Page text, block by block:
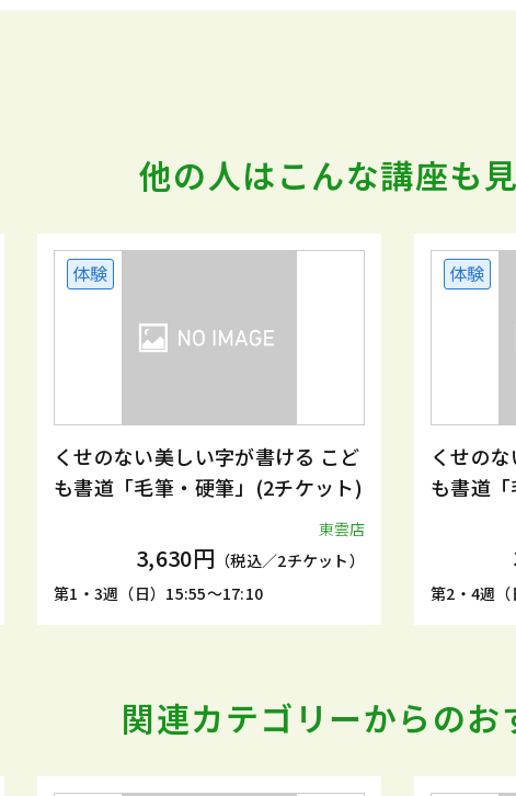
他の人はこんな講座も
体験
くせのない美しい字が書ける こど
も書道「毛筆・硬筆」(2チケット)
東雲店
3,630円 （税込／2チケット）
第1・3週（日）15:55～17:10
体験
くせの
も書道
第2・4週
関連カテゴリーからのお